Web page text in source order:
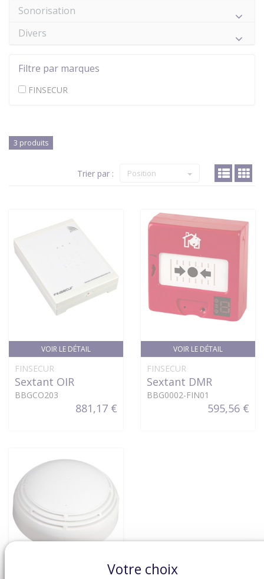
Sonorisation
Divers
Filtre par marques
FINSECUR
3 produits
Trier par : Position
VOIR LE DÉTAIL
FINSECUR
Sextant OIR
BBGCO203
881,17 €
VOIR LE DÉTAIL
FINSECUR
Sextant DMR
BBG0002-FIN01
595,56 €
Votre choix